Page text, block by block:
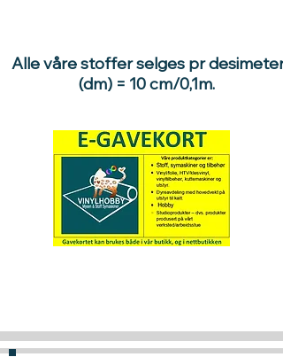
meter.
Ønsker du 1,7 meter stoff, velger du
Alle våre stoffer selges pr desimeter
(dm) = 10 cm/0,1m.